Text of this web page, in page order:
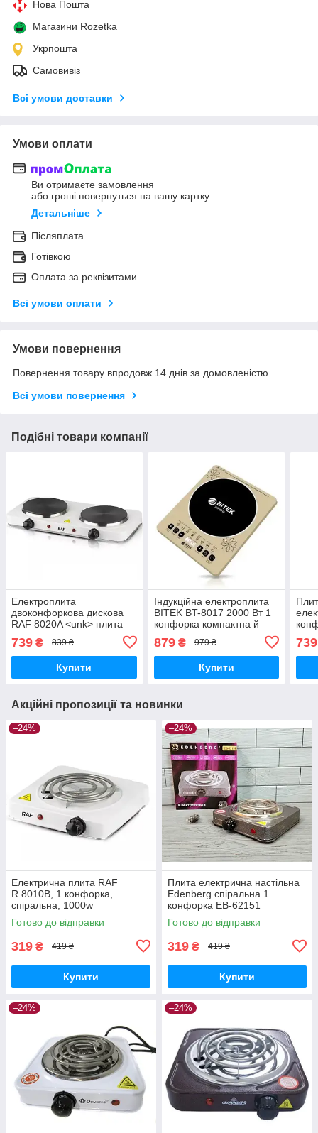
Нова Пошта
Магазини Rozetka
Укрпошта
Самовивіз
Всі умови доставки
Умови оплати
Ви отримаєте замовлення
або гроші повернуться на вашу картку
Детальніше
Післяплата
Готівкою
Оплата за реквізитами
Всі умови оплати
Умови повернення
Повернення товару впродовж 14 днів за домовленістю
Всі умови повернення
Подібні товари компанії
Електроплита
двоконфоркова дискова
RAF 8020A <unk> плита
конфорки
739 ₴ 839 ₴
Купити
Індукційна електроплита
BITEK BT-8017 2000 Вт 1
конфорка компактна й
ефективна кухонна плита
879₴ 979 ₴
Купити
739
Акційні пропозиції та новинки
–24%
Електрична плита RAF
R.8010B, 1 конфорка,
спіральна, 1000w
Готово до відправки
319 ₴ 419 ₴
Купити
–24%
Плита електрична настільна
Edenberg спіральна 1
конфорка EB-62151
Готово до відправки
319 ₴ 419 ₴
Купити
–24% –24%